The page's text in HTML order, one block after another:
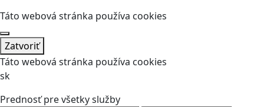
Táto webová stránka používa cookies
Zatvoriť
Táto webová stránka používa cookies
sk
Prednosť pre všetky služby